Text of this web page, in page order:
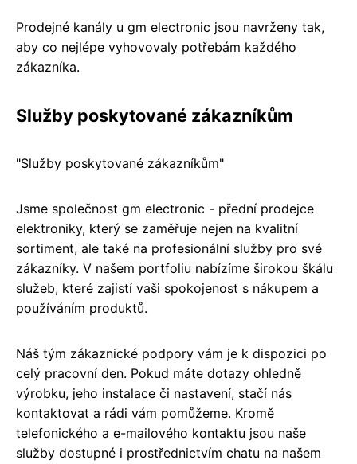
Prodejné kanály u gm electronic jsou navrženy tak,
aby co nejlépe vyhovovaly potřebám každého
zákazníka.
Služby poskytované zákazníkům
"Služby poskytované zákazníkům"
Jsme společnost gm electronic - přední prodejce
elektroniky, který se zaměřuje nejen na kvalitní
sortiment, ale také na profesionální služby pro své
zákazníky. V našem portfoliu nabízíme širokou škálu
služeb, které zajistí vaši spokojenost s nákupem a
používáním produktů.
Náš tým zákaznické podpory vám je k dispozici po
celý pracovní den. Pokud máte dotazy ohledně
výrobku, jeho instalace či nastavení, stačí nás
kontaktovat a rádi vám pomůžeme. Kromě
telefonického a e-mailového kontaktu jsou naše
služby dostupné i prostřednictvím chatu na našem